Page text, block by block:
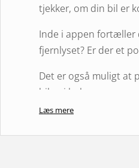
tjekker, om din bil er
Inde i appen fortæller
fjernlyset? Er der et
Det er også muligt at
bilen i bakgear.
Indhold i leveringen
1. Powerunit-relæ
Læs mere